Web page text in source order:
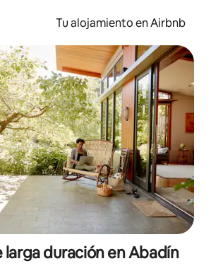
Tu alojamiento en Airbnb
larga duración en Abadín